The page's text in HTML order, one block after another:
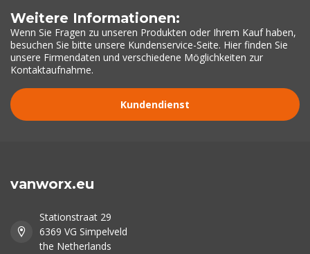
Weitere Informationen:
Wenn Sie Fragen zu unseren Produkten oder Ihrem Kauf haben,
besuchen Sie bitte unsere Kundenservice-Seite. Hier finden Sie
unsere Firmendaten und verschiedene Möglichkeiten zur
Kontaktaufnahme.
Kundendienst
vanworx.eu
Stationstraat 29
6369 VG Simpelveld
the Netherlands